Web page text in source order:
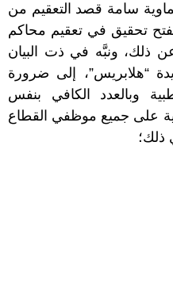
سامة قصد التعقيم من
تحقيق في تعقيم محاكم
عن ذلك، ونبَّه في ذت البيان
“هلابريس”، إلى ضرورة
وبالعدد الكافي بنفس
على جميع موظفي القطاع
ذلك؛